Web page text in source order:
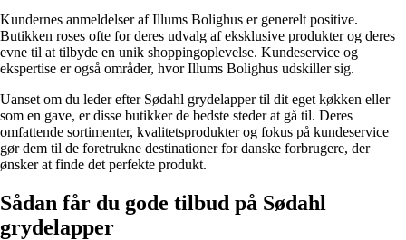
Kundernes anmeldelser af Illums Bolighus er generelt positive.
Butikken roses ofte for deres udvalg af eksklusive produkter og deres
evne til at tilbyde en unik shoppingoplevelse. Kundeservice og
ekspertise er også områder, hvor Illums Bolighus udskiller sig.
Uanset om du leder efter Sødahl grydelapper til dit eget køkken eller
som en gave, er disse butikker de bedste steder at gå til. Deres
omfattende sortimenter, kvalitetsprodukter og fokus på kundeservice
gør dem til de foretrukne destinationer for danske forbrugere, der
ønsker at finde det perfekte produkt.
Sådan får du gode tilbud på Sødahl
grydelapper